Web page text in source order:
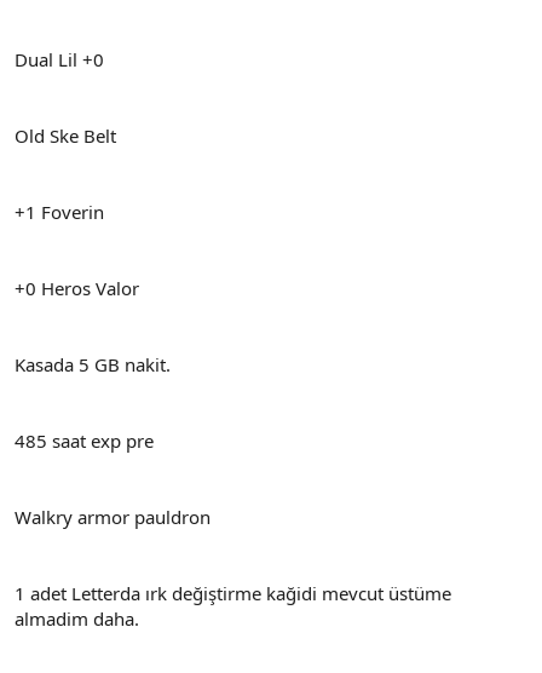
Dual Lil +0
Old Ske Belt
+1 Foverin
+0 Heros Valor
Kasada 5 GB nakit.
485 saat exp pre
Walkry armor pauldron
1 adet Letterda ırk değiştirme kağidi mevcut üstüme
almadim daha.